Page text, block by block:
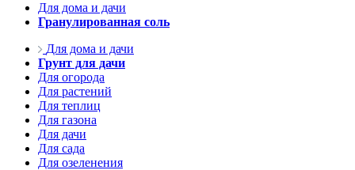
Для дома и дачи
Гранулированная соль
Для дома и дачи
Грунт для дачи
Для огорода
Для растений
Для теплиц
Для газона
Для дачи
Для сада
Для озеленения